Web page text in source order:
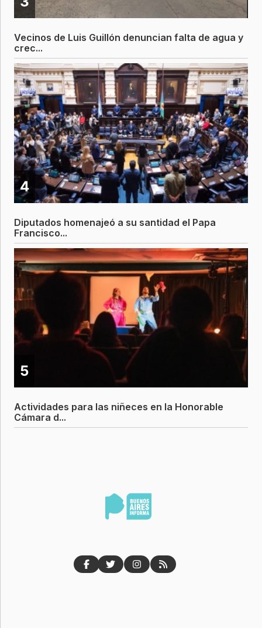
Vecinos de Luis Guillón denuncian falta de agua y
crec...
4
Diputados homenajeó a su santidad el Papa
Francisco...
5
Actividades para las niñeces en la Honorable
Cámara d...